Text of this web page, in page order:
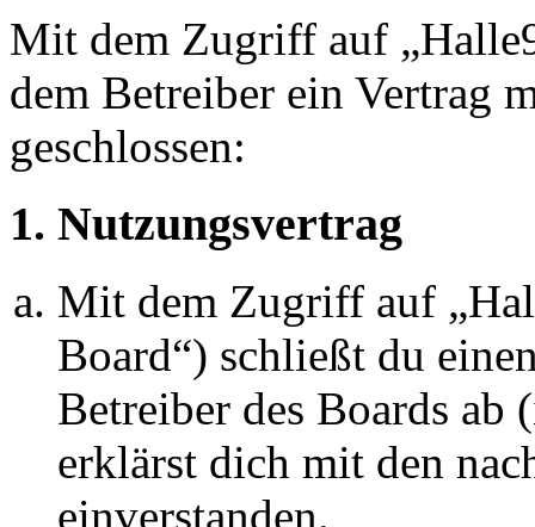
Mit dem Zugriff auf
dem Betreiber ein Vertrag
geschlossen:
1. Nutzungsvertrag
Mit dem Zugriff auf
Board“) schließt du
Betreiber des Boards ab
erklärst dich mit den
einverstanden.